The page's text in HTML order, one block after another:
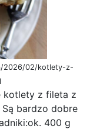
2026/02/kotlety-z-
kotlety z fileta z
bardzo dobre
400 g